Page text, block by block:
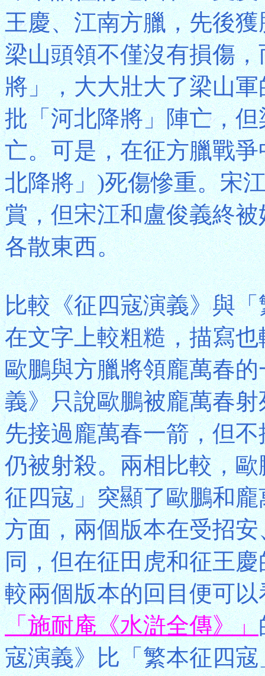
王慶、江南方臘，先後
梁山頭領不僅沒有損傷
將」，大大壯大了梁山
批「河北降將」陣亡，
亡。可是，在征方臘戰
北降將」)死傷慘重。宋
賞，但宋江和盧俊義終
各散東西。
比較《征四寇演義》與
在文字上較粗糙，描寫
歐鵬與方臘將領龐萬春
義》只說歐鵬被龐萬春
先接過龐萬春一箭，但
仍被射殺。兩相比較，
征四寇」突顯了歐鵬和
方面，兩個版本在受招
同，但在征田虎和征王
較兩個版本的回目便可
「施耐庵《水滸全傳》」
寇演義》比「繁本征四